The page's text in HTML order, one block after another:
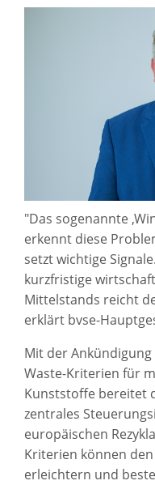
"Das sogenannte
erkennt diese
setzt wichtige
kurzfristige
Mittelstands reicht
erklärt bvse-
Mit der
Waste-Kriterien für
Kunststoffe bereitet
zentrales
europäischen
Kriterien können
erleichtern und